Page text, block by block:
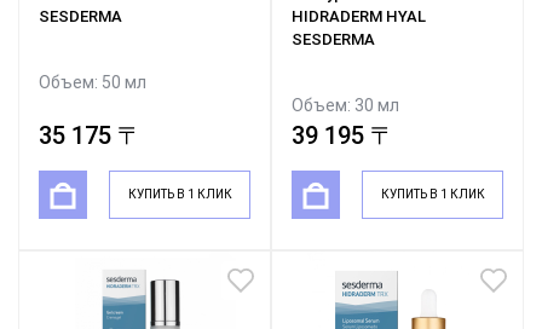
SESDERMA
Объем: 50 мл
35 175 〒
КУПИТЬ В 1 КЛИК
HIDRADERM HYAL
SESDERMA
Объем: 30 мл
39 195 〒
КУПИТЬ В 1 КЛИК